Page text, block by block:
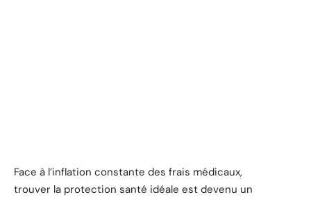
Face à l’inflation constante des frais médicaux,
trouver la protection santé idéale est devenu un